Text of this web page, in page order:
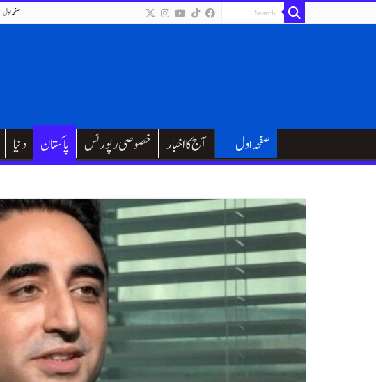
صفحہ اول
دنیا پاکستان خصوصی رپورٹس آج کا اخبار صفحہ اول